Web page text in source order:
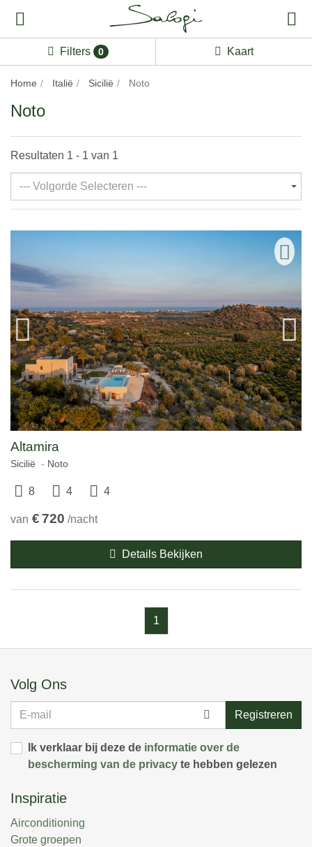
Filters 0 Kaart
Home Italië Sicilië Noto
Noto
Resultaten 1 - 1 van 1
--- Volgorde Selecteren ---
Altamira
Sicilië Noto
8 4 4
van €720 /nacht
Details Bekijken
1
Volg Ons
E-
Registreren
Ik verklaar bij deze de informatie over de
bescherming van de privacy te hebben gelezen
Inspiratie
Airconditioning
Grote groepen